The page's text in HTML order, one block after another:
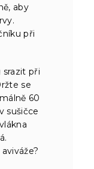
aby
při
srazit při
se
60
sušičce